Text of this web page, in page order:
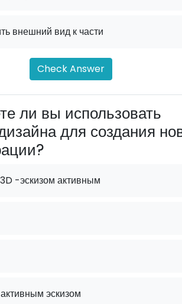
внешний вид к части
Check Answer
ли вы использовать
для создания
-эскизом активным
эскизом